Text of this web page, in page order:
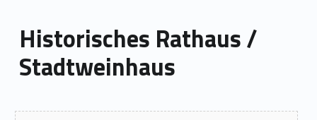
Historisches Rathaus /
Stadtweinhaus